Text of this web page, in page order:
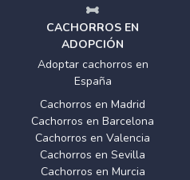
CACHORROS EN
ADOPCIÓN
Adoptar cachorros en
España
Cachorros en Madrid
Cachorros en Barcelona
Cachorros en Valencia
Cachorros en Sevilla
Cachorros en Murcia